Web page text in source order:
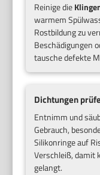
Reinige die
warmem
Rostbildung zu
Beschädigungen
tausche defekte
Dichtungen
Entnimm und
Gebrauch,
Silikonringe auf
Verschleiß, damit
gelangt.